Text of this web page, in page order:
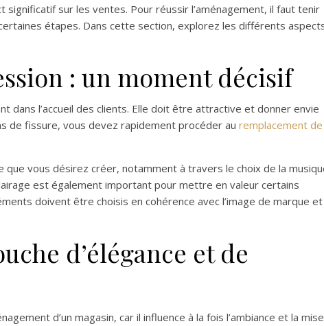
significatif sur les ventes. Pour réussir l’aménagement, il faut tenir
étapes. Dans cette section, explorez les différents
: un moment décisif
dans l’accueil des clients. Elle doit être attractive et donner envie
de fissure, vous devez rapidement procéder au remplacement de
que vous désirez créer, notamment à travers le choix de la
est également important pour mettre en valeur certains
doivent être choisis en cohérence avec l’image de marque
d’élégance et de
d’un magasin, car il influence à la fois l’ambiance et la mise